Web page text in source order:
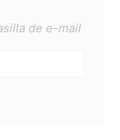
de e-mail